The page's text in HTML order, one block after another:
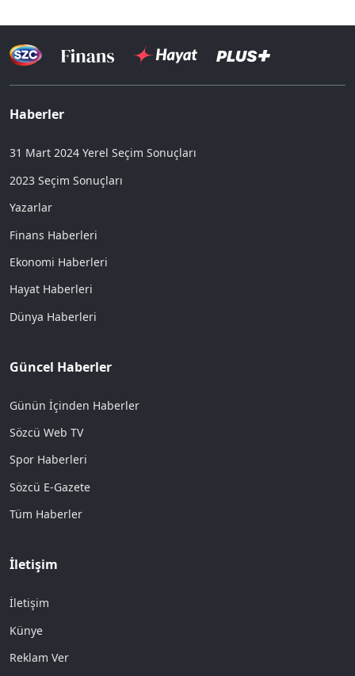
Haberler
31 Mart 2024 Yerel Seçim Sonuçları
2023 Seçim Sonuçları
Yazarlar
Finans Haberleri
Ekonomi Haberleri
Hayat Haberleri
Dünya Haberleri
Güncel Haberler
Günün İçinden Haberler
Sözcü Web TV
Spor Haberleri
Sözcü E-Gazete
Tüm Haberler
İletişim
İletişim
Künye
Reklam Ver